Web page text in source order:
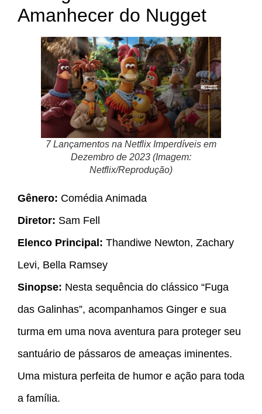
Amanhecer do Nugget
7 Lançamentos na Netflix Imperdíveis em
Dezembro de 2023 (Imagem:
Netflix/Reprodução)
Gênero: Comédia Animada
Diretor: Sam Fell
Elenco Principal: Thandiwe Newton, Zachary
Levi, Bella Ramsey
Sinopse: Nesta sequência do clássico “Fuga
das Galinhas”, acompanhamos Ginger e sua
turma em uma nova aventura para proteger seu
santuário de pássaros de ameaças iminentes.
Uma mistura perfeita de humor e ação para toda
a família.